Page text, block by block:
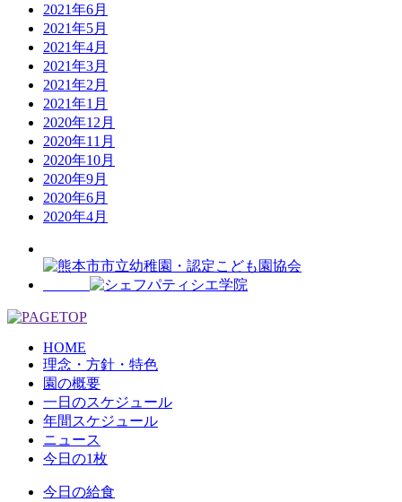
2021年6月
2021年5月
2021年4月
2021年3月
2021年2月
2021年1月
2020年12月
2020年11月
2020年10月
2020年9月
2020年6月
2020年4月
HOME
理念・方針・特色
園の概要
一日のスケジュール
年間スケジュール
ニュース
今日の1枚
今日の給食